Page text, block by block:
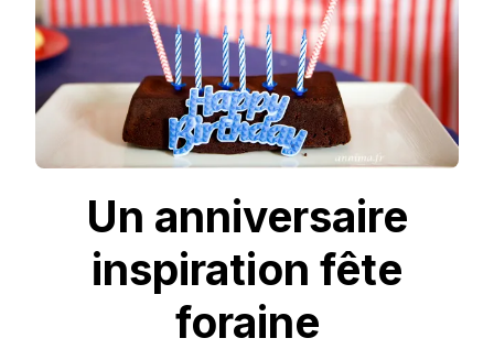
Un anniversaire
inspiration fête
foraine